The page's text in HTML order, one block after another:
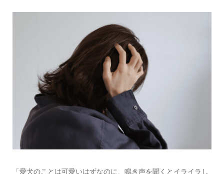
「愛犬のことは可愛いはずなのに、鳴き声を聞くとイライラし